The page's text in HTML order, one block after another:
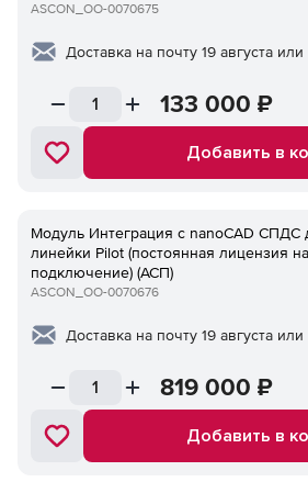
ASCON_ОО-0070675
Доставка на почту 19 августа
133 000 ₽
Добавить в
Модуль Интеграция с nanoCAD СПДС
линейки Pilot (постоянная лицензия
подключение) (АСП)
ASCON_ОО-0070676
Доставка на почту 19 августа
819 000 ₽
Добавить в